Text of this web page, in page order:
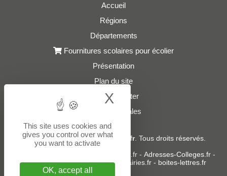
Accueil
Régions
Départements
Fournitures scolaires pour écolier
Présentation
Plan du site
Nous contacter
Mentions légales
© 2021 - 2026Adresses-Ecoles.fr. Tous droits réservés.
donneespubliques.fr - Adresses-Colleges.fr -
Adresses-Lycees.fr-Adresses-Mairies.fr- boites-lettres.fr
This site uses cookies and
gives you control over what
you want to activate
OK, accept all
X Hide cookie